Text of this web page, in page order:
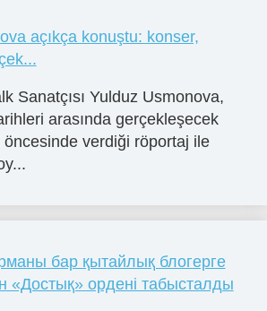
açıkça konuştu: konser,
Sanatçısı Yulduz Usmonova,
arasında gerçekleşecek
verdiği röportaj ile
бар қытайлық блогерге
«Достық» ордені табысталды